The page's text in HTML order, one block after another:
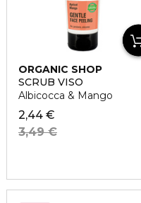
ORGANIC SHOP
SCRUB VISO
Albicocca & Mango
2,44 €
3,49 €